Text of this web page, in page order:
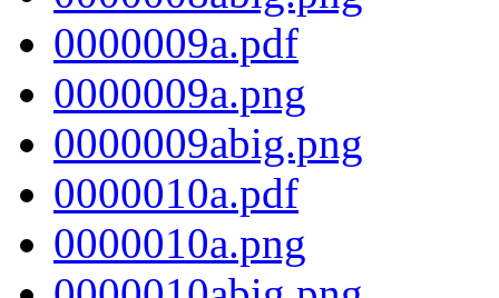
0000009a.pdf
0000009a.png
0000009abig.png
0000010a.pdf
0000010a.png